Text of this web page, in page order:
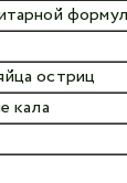
остриц
кала